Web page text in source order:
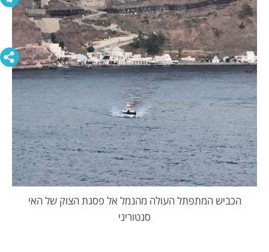
הכביש המתפתל העולה מהנמל אל פסגת הצוק של האי
סנטוריני